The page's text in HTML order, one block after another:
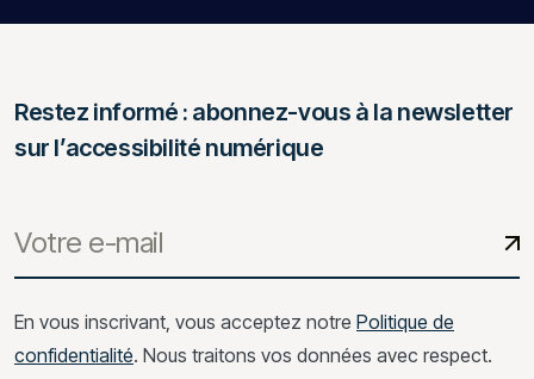
Restez informé : abonnez-vous à la newsletter
sur l’accessibilité numérique
En vous inscrivant, vous acceptez notre Politique de
confidentialité. Nous traitons vos données avec respect.